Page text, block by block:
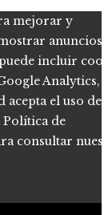
mejorar y
anuncios
incluir
Analytics,
acepta el uso de
Política de
consultar